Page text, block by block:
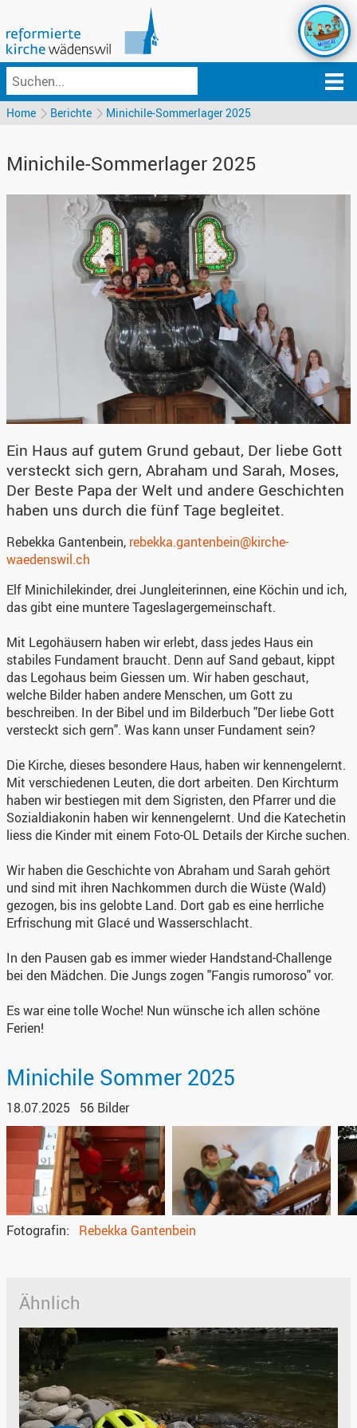
Home Berichte Minichile-Sommerlager 2025
Minichile-Sommerlager 2025
Ein Haus auf gutem Grund gebaut, Der liebe Gott
versteckt sich gern, Abraham und Sarah, Moses,
Der Beste Papa der Welt und andere Geschichten
haben uns durch die fünf Tage begleitet.
Rebekka Gantenbein, rebekka.gantenbein@kirche-
waedenswil.ch
Elf Minichilekinder, drei Jungleiterinnen, eine Köchin und ich,
das gibt eine muntere Tageslagergemeinschaft.
Mit Legohäusern haben wir erlebt, dass jedes Haus ein
stabiles Fundament braucht. Denn auf Sand gebaut, kippt
das Legohaus beim Giessen um. Wir haben geschaut,
welche Bilder haben andere Menschen, um Gott zu
beschreiben. In der Bibel und im Bilderbuch "Der liebe Gott
versteckt sich gern". Was kann unser Fundament sein?
Die Kirche, dieses besondere Haus, haben wir kennengelernt.
Mit verschiedenen Leuten, die dort arbeiten. Den Kirchturm
haben wir bestiegen mit dem Sigristen, den Pfarrer und die
Sozialdiakonin haben wir kennengelernt. Und die Katechetin
liess die Kinder mit einem Foto-OL Details der Kirche suchen.
Wir haben die Geschichte von Abraham und Sarah gehört
und sind mit ihren Nachkommen durch die Wüste (Wald)
gezogen, bis ins gelobte Land. Dort gab es eine herrliche
Erfrischung mit Glacé und Wasserschlacht.
In den Pausen gab es immer wieder Handstand-Challenge
bei den Mädchen. Die Jungs zogen "Fangis rumoroso" vor.
Es war eine tolle Woche! Nun wünsche ich allen schöne
Ferien!
Minichile Sommer 2025
18.07.2025 56 Bilder
Fotografin Rebekka Gantenbein
Ähnlich